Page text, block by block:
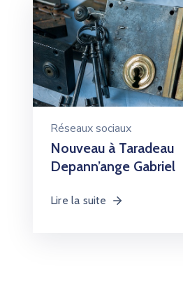
Réseaux sociaux
Nouveau à Taradeau
Depann’ange Gabriel
Lire la suite